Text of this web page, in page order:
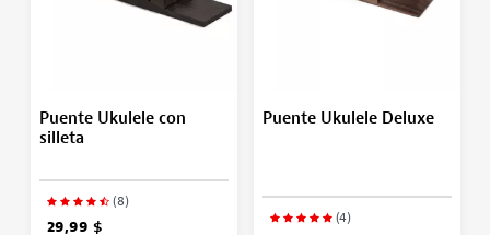
Puente Ukulele con
silleta
(8)
29,99 $
Puente Ukulele Deluxe
(4)